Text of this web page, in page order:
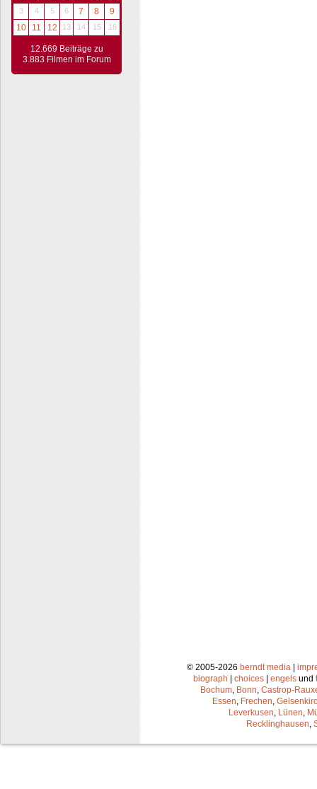
3
4 5 6 7 8
9
10
11 12 13 14 15 16
12.669 Beiträge zu
3.883 Filmen im Forum
© 2005-2026 berndt media |
biograph | choices | engels und
Bochum Bonn Castrop-
Essen Frechen
Leverkusen Lünen
Recklinghausen